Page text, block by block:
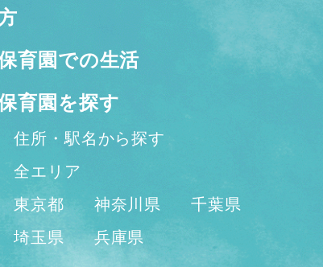
育園での生活
育園を探す
住所・駅名から探す
全エリア
東京都
神奈川県
千葉県
埼玉県
兵庫県